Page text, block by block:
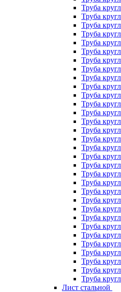
Труба
Труба
Труба
Труба
Труба
Труба
Труба
Труба
Труба
Труба
Труба
Труба
Труба
Труба
Труба
Труба
Труба
Труба
Труба
Труба
Труба
Труба
Труба
Труба
Труба
Труба
Труба
Труба
Труба
Труба
Труба
Труба
Лист стальной